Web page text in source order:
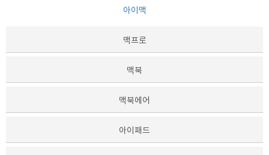
아이맥
맥프로
맥북
맥북에어
아이패드